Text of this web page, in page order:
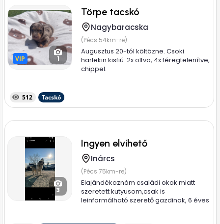
VIP
VIP 1
Törpe tacskó
Nagybaracska
(Pécs 54km-re)
Augusztus 20-tól költözne. Csoki
harlekin kisfiú. 2x oltva, 4x féregtelenítve,
chippel.
512 Tacskó
3
Ingyen elvihető
Inárcs
(Pécs 75km-re)
Elajándékoznám családi okok miatt
szeretett kutyusom,csak is
leinformálható szerető gazdinak, 6 éves